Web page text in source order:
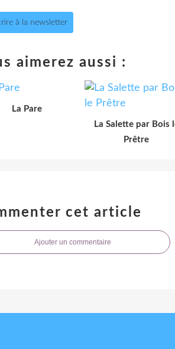
à la newsletter
aimerez aussi :
La Pare
La Salette par Bois
Prêtre
cet article
Ajouter un commentaire